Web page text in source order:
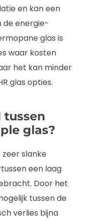
en kan een
de energie-
glas is
waar kosten
het kan minder
glas opties.
tussen
glas?
slanke
een laag
Door het
tussen de
verlies bijna